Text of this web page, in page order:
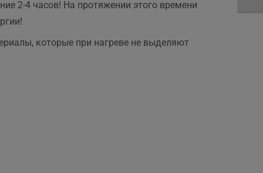
2-4 часов! На протяжении этого времени
которые при нагреве не выделяют